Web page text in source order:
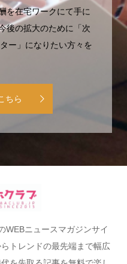
を在宅ワークにて手に
後の拡大のために「次
ー」になりたい方々を
ちら
WEBニュースマガジンサイ
トレンドの最先端まで幅広